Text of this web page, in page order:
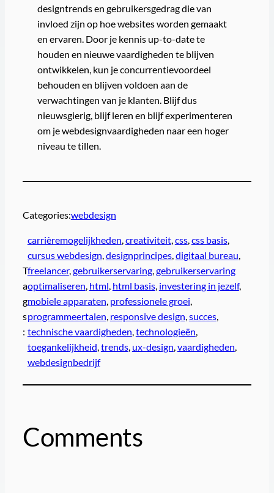
designtrends en gebruikersgedrag die van
invloed zijn op hoe websites worden gemaakt
en ervaren. Door je kennis up-to-date te
houden en nieuwe vaardigheden te blijven
ontwikkelen, kun je concurrentievoordeel
behouden en blijven voldoen aan de
verwachtingen van je klanten. Blijf dus
nieuwsgierig, blijf leren en blijf experimenteren
om je webdesignvaardigheden naar een hoger
niveau te tillen.
Categories:webdesign
T
a
g
s
:
carrièremogelijkheden, creativiteit, css, css basis,
cursus webdesign, designprincipes, digitaal bureau,
freelancer, gebruikerservaring, gebruikerservaring
optimaliseren, html, html basis, investering in jezelf,
mobiele apparaten, professionele groei,
programmeertalen, responsive design, succes,
technische vaardigheden, technologieën,
toegankelijkheid, trends, ux-design, vaardigheden,
webdesignbedrijf
Comments